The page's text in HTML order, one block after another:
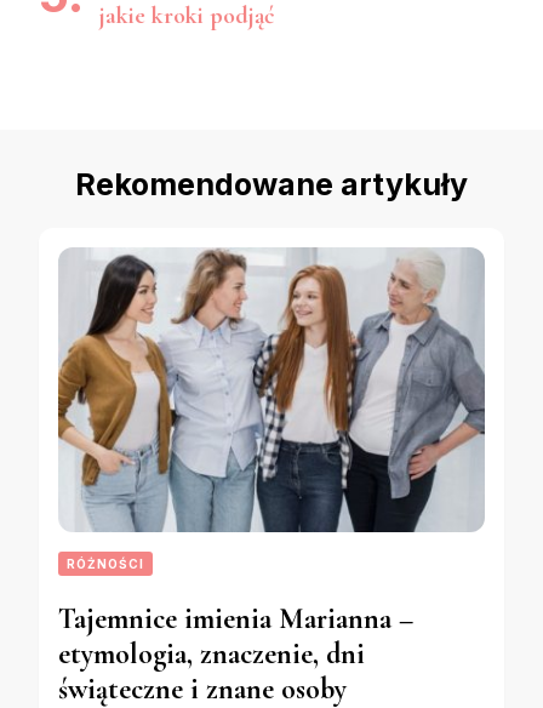
jakie kroki podjąć
Rekomendowane artykuły
RÓŻNOŚCI
Tajemnice imienia Marianna –
etymologia, znaczenie, dni
świąteczne i znane osoby